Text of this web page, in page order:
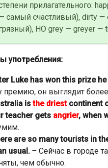
прилагательного:
самый счастливый), dirty
НО grey — greyer —
употребления:
Luke has won this prize
премию, он выглядит
isthe driestcontinent
teacher gets angrier, when
are so many tourists in
usual. – Сейчас в городе
чем обычно.